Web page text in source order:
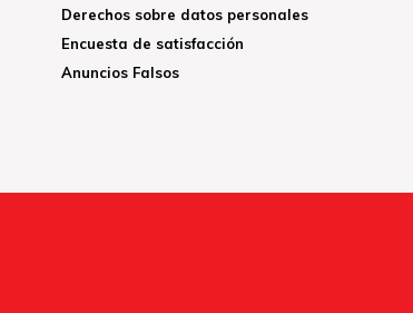
Derechos sobre datos personales
Encuesta de satisfacción
Anuncios Falsos